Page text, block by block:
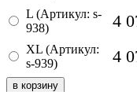
L (Артикул: s-
938)
4
XL (Артикул:
s-939)
4